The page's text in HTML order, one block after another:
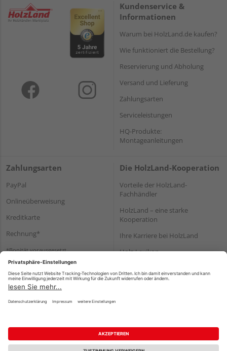
Kundenservice &
Informationen
Warum bei HolzLand.de kaufen?
Wie funktioniert die Bestellung?
Reservierung und Abholung
Versand und Lieferung
Zahlungsarten
Serviceleistungen
HQ-Produkte:
Montageanleitungen
Zahlungsarten
PayPal
Onlineüberweisung
Kreditkarte
Rechnung*
*Bonität vorausgesetzt
Die HolzLand-Kooperation
Vorteile der HolzLand-
Fachhändler
HolzLand – eine starke
Kooperation
Ihre Karriere bei HolzLand
Holz-Lexikon
Impressum Datenschutz
Nutzungsbedingungen
Barrierefreiheitserklärung
Vertrag widerrufen